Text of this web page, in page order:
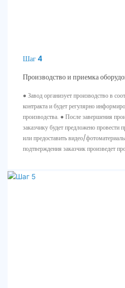
Шаг 4
Производство и приемка
● Завод организует производство в
контракта и будет регулярно
производства. ● После завершения
заказчику будет предложено провести
или предоставить видео/
подтверждения заказчик произведет